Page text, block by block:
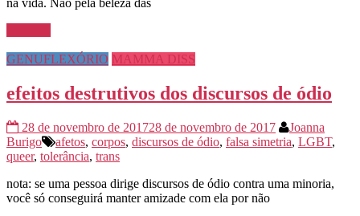
na vida. Não pela beleza das
GENUFLEXÓRIO MAMMA DISS
efeitos destrutivos dos discursos de ódio
28 de novembro de 201728 de novembro de 2017
Joanna
Burigo
afetos, corpos, discursos de ódio, falsa simetria, LGBT,
queer, tolerância, trans
nota: se uma pessoa dirige discursos de ódio contra uma minoria,
você só conseguirá manter amizade com ela por não